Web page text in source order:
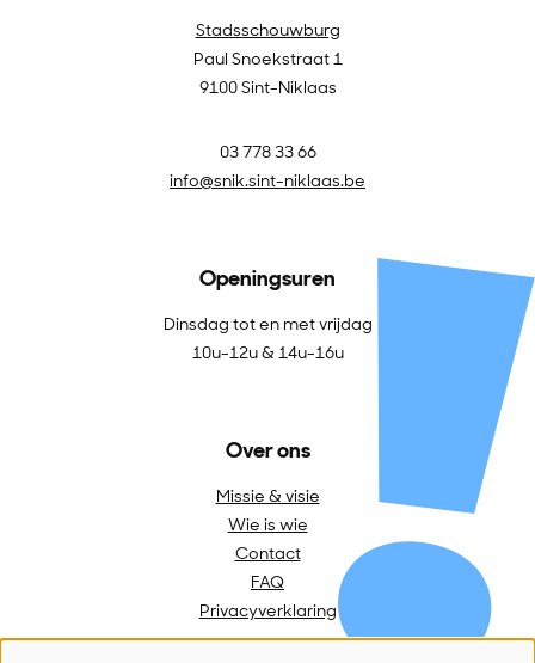
Stadsschouwburg
Paul Snoekstraat 1
9100 Sint-Niklaas
03 778 33 66
info@snik.sint-niklaas.be
Openingsuren
Dinsdag tot en met vrijdag
10u-12u & 14u-16u
Over ons
Missie & visie
Wie is wie
Contact
FAQ
Privacyverklaring